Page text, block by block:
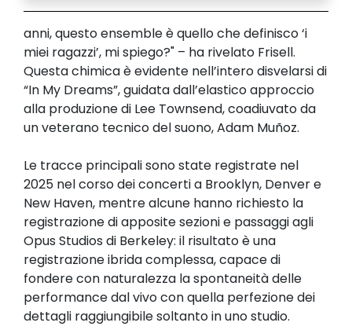
anni, questo ensemble è quello che definisco ‘i
miei ragazzi’, mi spiego?" – ha rivelato Frisell.
Questa chimica è evidente nell’intero disvelarsi di
“In My Dreams”, guidata dall’elastico approccio
alla produzione di Lee Townsend, coadiuvato da
un veterano tecnico del suono, Adam Muñoz.
Le tracce principali sono state registrate nel
2025 nel corso dei concerti a Brooklyn, Denver e
New Haven, mentre alcune hanno richiesto la
registrazione di apposite sezioni e passaggi agli
Opus Studios di Berkeley: il risultato è una
registrazione ibrida complessa, capace di
fondere con naturalezza la spontaneità delle
performance dal vivo con quella perfezione dei
dettagli raggiungibile soltanto in uno studio.